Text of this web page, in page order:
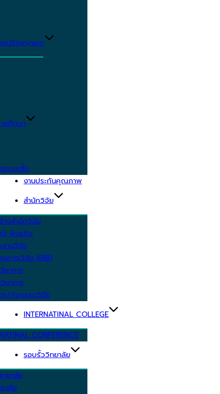
รปริญญาเอก
รศึกษา
ระยะสั้น
งานประกันคุณภาพ
สำนักวิจัย
างสำนักวิจัย
น์ พันธกิจ
งานวิจัย
มการวิจัย (IRB)
ชาการ
ชาการ
ร/กิจกรรมวิจัย
INTERNATINAL COLLEGE
CONFERENCE
รอบรั้ววิทยาลัย
ทยาลัย
าลัย